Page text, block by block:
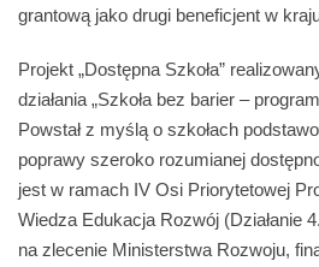
grantową jako drugi beneficjent w
Projekt „Dostępna Szkoła”
działania „Szkoła bez barier –
Powstał z myślą o szkołach
poprawy szeroko rozumianej
jest w ramach IV Osi Priorytetowej
Wiedza Edukacja Rozwój (Działanie
na zlecenie Ministerstwa Rozwoju,